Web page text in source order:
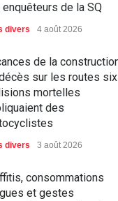
enquêteurs de la SQ
divers 4 août 2026
de la
sur les routes six
mortelles
des
divers 3 août 2026
consommations
et gestes